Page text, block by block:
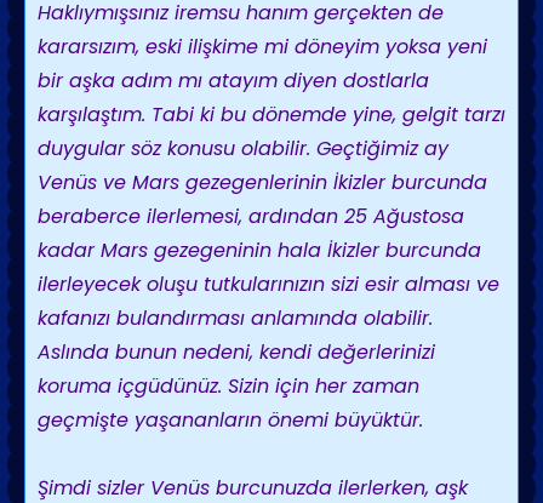
Haklıymışsınız iremsu hanım gerçekten de
kararsızım, eski ilişkime mi döneyim yoksa yeni
bir aşka adım mı atayım diyen dostlarla
karşılaştım. Tabi ki bu dönemde yine, gelgit tarzı
duygular söz konusu olabilir. Geçtiğimiz ay
Venüs ve Mars gezegenlerinin İkizler burcunda
beraberce ilerlemesi, ardından 25 Ağustosa
kadar Mars gezegeninin hala İkizler burcunda
ilerleyecek oluşu tutkularınızın sizi esir alması ve
kafanızı bulandırması anlamında olabilir.
Aslında bunun nedeni, kendi değerlerinizi
koruma içgüdünüz. Sizin için her zaman
geçmişte yaşananların önemi büyüktür.
Şimdi sizler Venüs burcunuzda ilerlerken, aşk